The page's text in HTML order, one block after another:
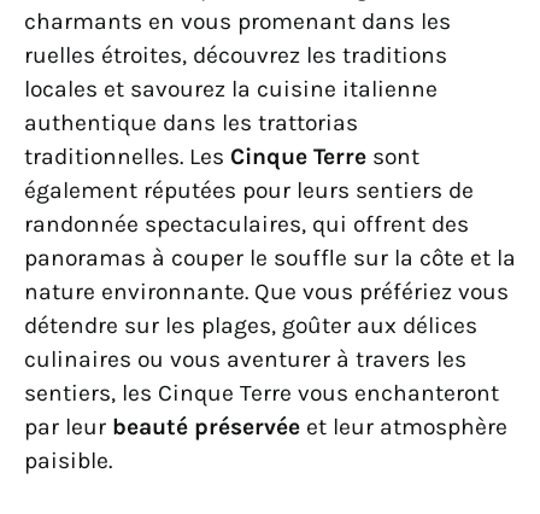
charmants en vous promenant dans les
ruelles étroites, découvrez les traditions
locales et savourez la cuisine italienne
authentique dans les trattorias
traditionnelles. Les Cinque Terre sont
également réputées pour leurs sentiers de
randonnée spectaculaires, qui offrent des
panoramas à couper le souffle sur la côte et la
nature environnante. Que vous préfériez vous
détendre sur les plages, goûter aux délices
culinaires ou vous aventurer à travers les
sentiers, les Cinque Terre vous enchanteront
par leur beauté préservée et leur atmosphère
paisible.